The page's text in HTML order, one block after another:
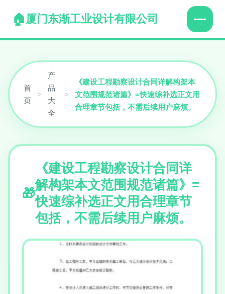
厦门东渐工业设计有限公司
首
页
>
产
品
大
全
>
《建设工程勘察设计合同详解构架本
文范围规范诸篇》=快速综补选正文用
合理章节包括，不需后续用户麻烦。
《建设工程勘察设计合同详
解构架本文范围规范诸篇》=
快速综补选正文用合理章节
包括，不需后续用户麻烦。